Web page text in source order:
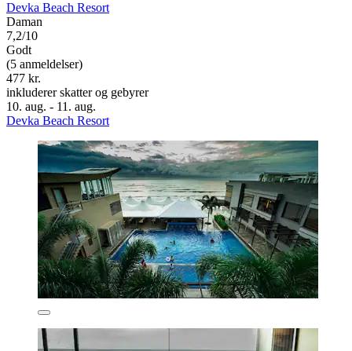
Devka Beach Resort
Daman
7,2/10
Godt
(5 anmeldelser)
477 kr.
inkluderer skatter og gebyrer
10. aug. - 11. aug.
Devka Beach Resort